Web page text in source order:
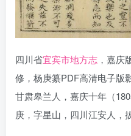
四川省宜宾市地方志 ，嘉庆
修，杨庚纂PDF高清电子版
甘肃皋兰人，嘉庆十年（
庚，字星山，四川江安人，